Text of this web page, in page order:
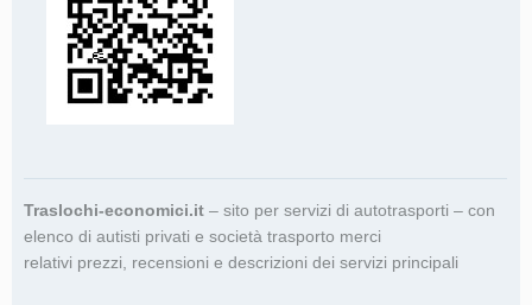
Traslochi-economici.it – sito per servizi di autotrasporti – con
elenco di autisti privati e società trasporto merci
relativi prezzi, recensioni e descrizioni dei servizi principali